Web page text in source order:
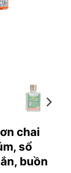
chai
sổ
buồn